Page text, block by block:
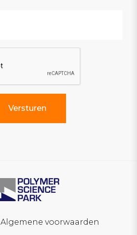
Algemene voorwaarden